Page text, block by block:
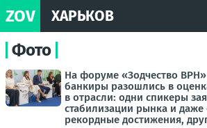
ZOV ХАРЬКОВ
Фото
На форуме «Зодчество
банкиры разошлись в
в отрасли: одни спикеры
стабилизации рынка и даже
рекордные достижения,